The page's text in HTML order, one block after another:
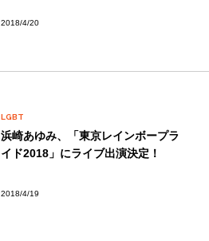
2018/4/20
LGBT
浜崎あゆみ、「東京レインボープラ
イド2018」にライブ出演決定！
2018/4/19